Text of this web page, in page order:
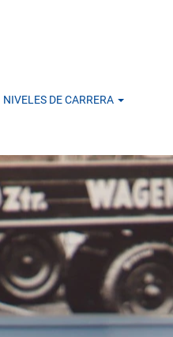
NIVELES DE CARRERA